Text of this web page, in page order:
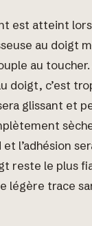
est atteint
au doigt
au toucher.
doigt, c’est
glissant et
l’adhésion
reste le plus
légère trace